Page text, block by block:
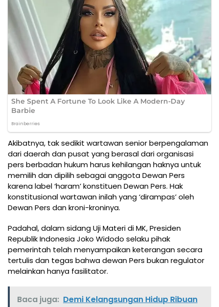
Akibatnya, tak sedikit wartawan senior berpengalaman
dari daerah dan pusat yang berasal dari organisasi
pers berbadan hukum harus kehilangan haknya untuk
memilih dan dipilih sebagai anggota Dewan Pers
karena label ‘haram’ konstituen Dewan Pers. Hak
konstitusional wartawan inilah yang ‘dirampas’ oleh
Dewan Pers dan kroni-kroninya.
Padahal, dalam sidang Uji Materi di MK, Presiden
Republik Indonesia Joko Widodo selaku pihak
pemerintah telah menyampaikan keterangan secara
tertulis dan tegas bahwa dewan Pers bukan regulator
melainkan hanya fasilitator.
Baca juga: Demi Kelangsungan Hidup Ribuan